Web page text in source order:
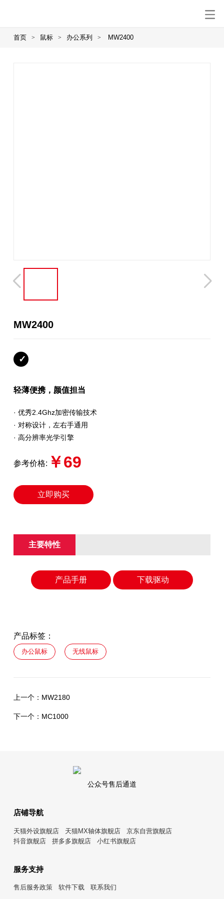
首页 > 鼠标 > 办公系列 > MW2400
MW2400
轻薄便携，颜值担当
· 优秀2.4Ghz加密传输技术
· 对称设计，左右手通用
· 高分辨率光学引擎
参考价格: ￥69
立即购买
主要特性
产品手册 下载驱动
产品标签：
办公鼠标 无线鼠标
上一个： MW2180
下一个： MC1000
公众号售后通道
店铺导航
天猫外设旗舰店 天猫MX轴体旗舰店
京东自营旗舰店
抖音旗舰店
拼多多旗舰店 小红书旗舰店
服务支持
售后服务政策 软件下载 联系我们